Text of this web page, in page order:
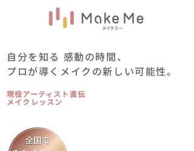
自分を知る 感動の時間、
プロが導くメイクの新しい可能性。
現役アーティスト直伝
メイクレッスン